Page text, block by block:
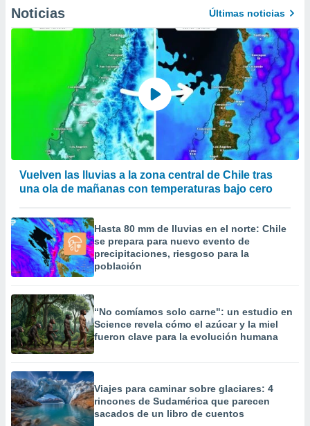
Noticias Últimas noticias
Vuelven las lluvias a la zona central de Chile tras
una ola de mañanas con temperaturas bajo cero
Hasta 80 mm de lluvias en el norte: Chile
se prepara para nuevo evento de
precipitaciones, riesgoso para la
población
“No comíamos solo carne": un estudio en
Science revela cómo el azúcar y la miel
fueron clave para la evolución humana
Viajes para caminar sobre glaciares: 4
rincones de Sudamérica que parecen
sacados de un libro de cuentos